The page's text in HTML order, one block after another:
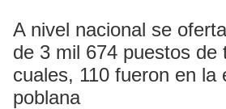
A nivel nacional se
de 3 mil 674 puestos de
cuales, 110 fueron en la
poblana